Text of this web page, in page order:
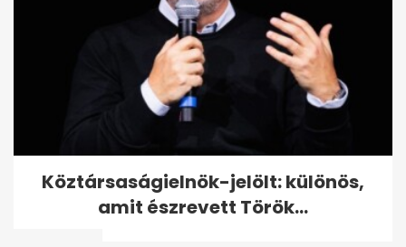
Sebestyén Balázs a fiával
zenélt DJ Oti koncertjén, videó
is van
Köztársaságielnök-jelölt: különös,
amit észrevett Török...